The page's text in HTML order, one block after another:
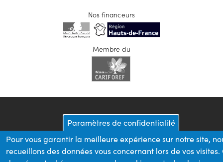
Nos financeurs
Membre du
Paramètres de confidentialité
Pour vous garantir la meilleure expérience sur notre site,
recueillons des données vous concernant lors de vos visites.